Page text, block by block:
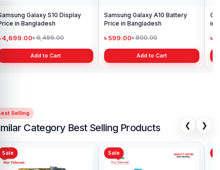
Galaxy S10 Display
in Bangladesh
4,699.00৳ 6,499.00
Add to Cart
Samsung Galaxy A10 Battery
Price in Bangladesh
৳ 599.00৳ 800.00
Add to Cart
in
৳
Selling
Category Best Selling Products ❮ ❯
Sale Sale